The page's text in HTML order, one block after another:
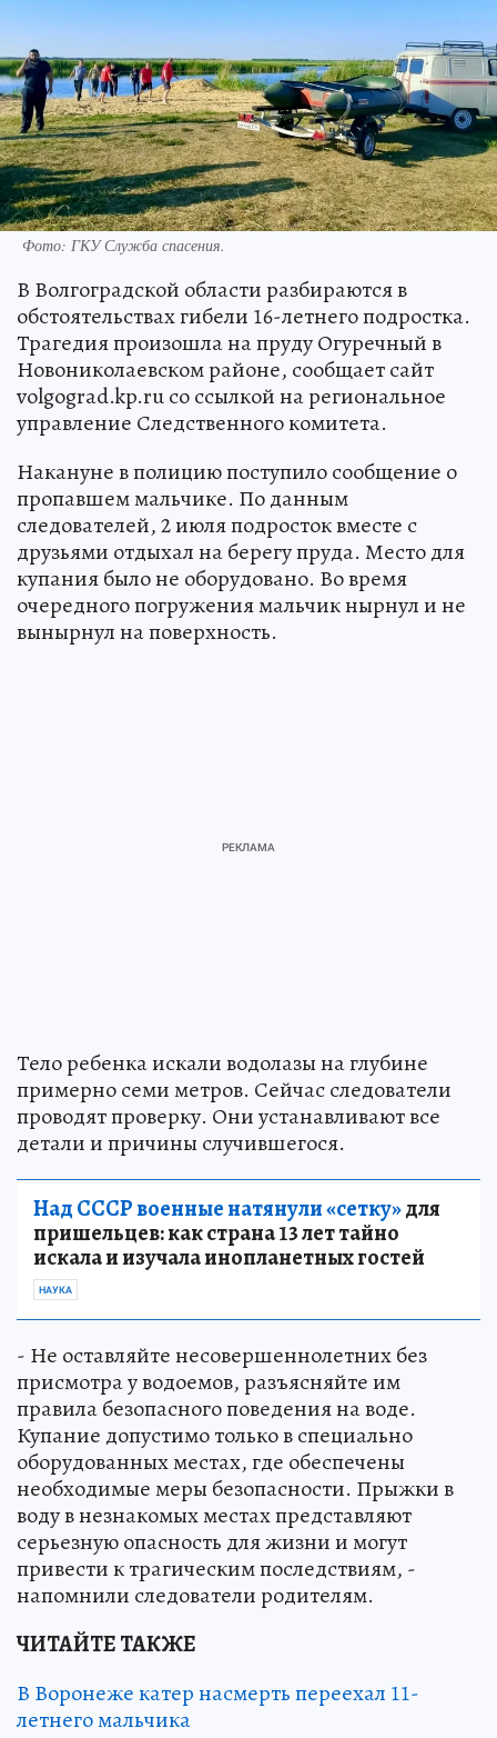
Фото: ГКУ Служба спасения.
В Волгоградской области разбираются в
обстоятельствах гибели 16-летнего подростка.
Трагедия произошла на пруду Огуречный в
Новониколаевском районе, сообщает сайт
volgograd.kp.ru со ссылкой на региональное
управление Следственного комитета.
Накануне в полицию поступило сообщение о
пропавшем мальчике. По данным
следователей, 2 июля подросток вместе с
друзьями отдыхал на берегу пруда. Место для
купания было не оборудовано. Во время
очередного погружения мальчик нырнул и не
вынырнул на поверхность.
Тело ребенка искали водолазы на глубине
примерно семи метров. Сейчас следователи
проводят проверку. Они устанавливают все
детали и причины случившегося.
Над СССР военные натянули «сетку»для
пришельцев: как страна 13 лет тайно
искала и изучала инопланетных гостей
НАУКА
- Не оставляйте несовершеннолетних без
присмотра у водоемов, разъясняйте им
правила безопасного поведения на воде.
Купание допустимо только в специально
оборудованных местах, где обеспечены
необходимые меры безопасности. Прыжки в
воду в незнакомых местах представляют
серьезную опасность для жизни и могут
привести к трагическим последствиям, -
напомнили следователи родителям.
ЧИТАЙТЕ ТАКЖЕ
В Воронеже катер насмерть переехал 11-
летнего мальчика